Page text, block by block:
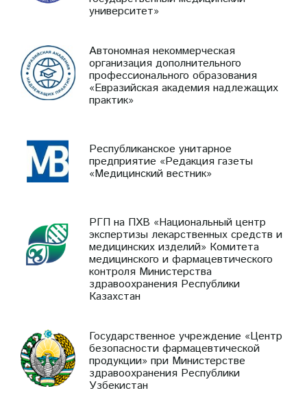
университет»
Автономная некоммерческая
организация дополнительного
профессионального образования
«Евразийская академия надлежащих
практик»
Республиканское унитарное
предприятие «Редакция газеты
«Медицинский вестник»
РГП на ПХВ «Национальный центр
экспертизы лекарственных средств и
медицинских изделий» Комитета
медицинского и фармацевтического
контроля Министерства
здравоохранения Республики
Казахстан
Государственное учреждение «Центр
безопасности фармацевтической
продукции» при Министерстве
здравоохранения Республики
Узбекистан